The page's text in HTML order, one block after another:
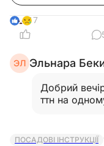
17
ЭЛ Эльнара
Добрий
ттн на
ПОСАДОВІ ІНСТРУКЦІЇ